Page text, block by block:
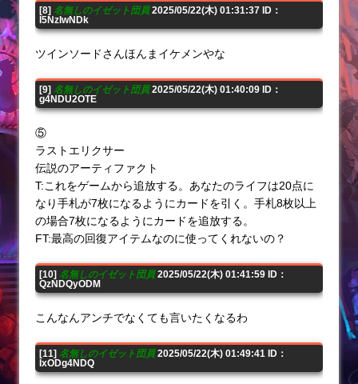
[8] 名無しのイゼット団員2025/05/22(木) 01:31:37 ID：
I5NzIwNDk
ツインソードさんほんまイケメンやな
[9] 名無しのイゼット団員2025/05/22(木) 01:40:09 ID：
g4NDU2OTE
⑤
ラストエリクサー
伝説のアーティファクト
T:これをゲームから追放する。あなたのライフは20点に
なり手札が7枚になるようにカードを引く。手札8枚以上
の場合7枚になるようにカードを追放する。
FT:最高の回復アイテムなのに使ってくれないの？
[10] 名無しのイゼット団員2025/05/22(木) 01:41:59 ID：
QzNDQyODM
こんなんアンチでなくても言いたくなるわ
[11] 名無しのイゼット団員2025/05/22(木) 01:49:41 ID：
IxODg4NDQ